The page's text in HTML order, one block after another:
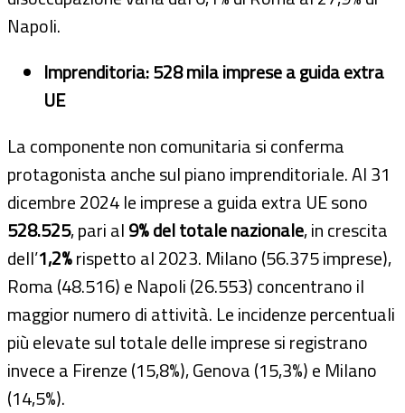
Napoli.
Imprenditoria: 528 mila imprese a guida extra
UE
La componente non comunitaria si conferma
protagonista anche sul piano imprenditoriale. Al 31
dicembre 2024 le imprese a guida extra UE sono
528.525, pari al9% del totale nazionale, in crescita
dell’1,2%rispetto al 2023. Milano (56.375 imprese),
Roma (48.516) e Napoli (26.553) concentrano il
maggior numero di attività. Le incidenze percentuali
più elevate sul totale delle imprese si registrano
invece a Firenze (15,8%), Genova (15,3%) e Milano
(14,5%).